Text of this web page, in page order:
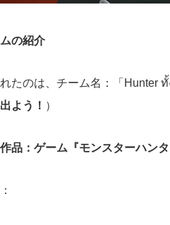
の紹介
たのは、 チーム名：「Hunter
よう！ ）
品：ゲーム『モンスターハンタ
：